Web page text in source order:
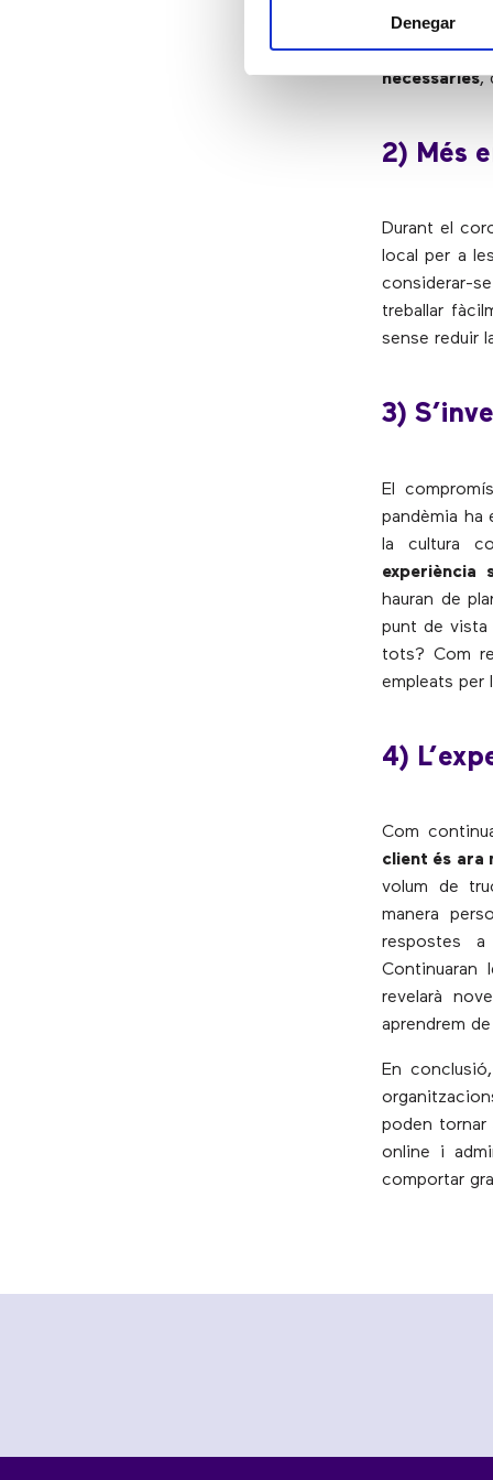
Denegar
en aquells
Això no serà
necessàries,
2) Més
Durant el
local per a
considerar-
treballar
sense reduir
3)
El
pandèmia ha
la cultura
experiència
hauran de
punt de vista
tots? Com
empleats per
4)
Com
client és ara
volum de
manera
respostes a
Continuaran
revelarà
aprendrem
En
poden tornar
online i
comportar